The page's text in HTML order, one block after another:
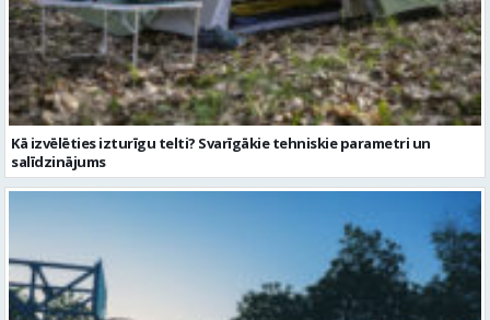
Kā izvēlēties izturīgu telti? Svarīgākie tehniskie parametri un
salīdzinājums